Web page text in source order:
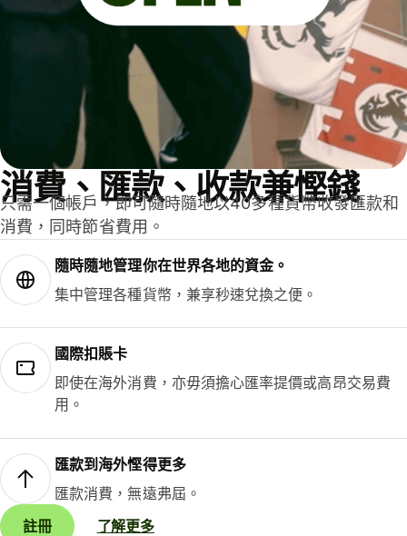
消費、匯款、收款兼慳錢
只需一個帳戶，即可隨時隨地以40多種貨幣收發匯款和
消費，同時節省費用。
隨時隨地管理你在世界各地的資金。
集中管理各種貨幣，兼享秒速兌換之便。
國際扣賬卡
即使在海外消費，亦毋須擔心匯率提價或高昂交易費
用。
匯款到海外慳得更多
匯款消費，無遠弗屆。
註冊
了解更多